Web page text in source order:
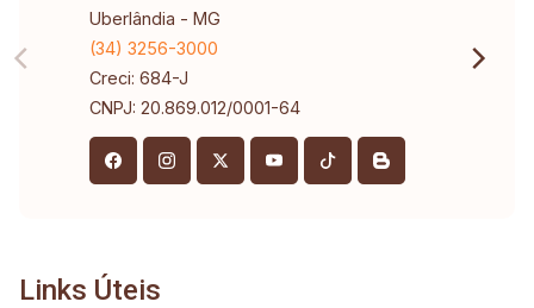
Uberlândia - MG
(34) 3256-3000
Creci: 684-J
CNPJ: 20.869.012/0001-64
Links Úteis